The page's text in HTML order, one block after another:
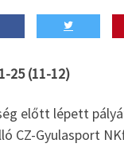
25 (11-12)
előtt lépett
CZ-Gyulasport